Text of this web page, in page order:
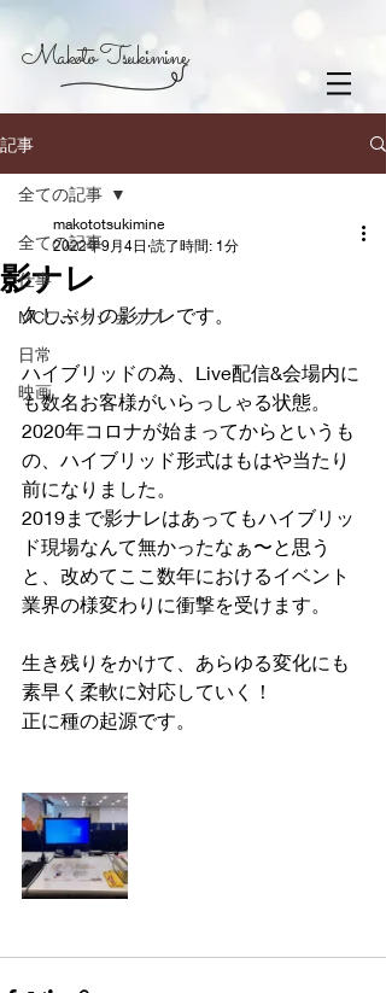
Makoto Tsukimine
記事
全ての記事
仕事
MCワークショップ
日常
映画
全ての記事
影ナレ
makototsukimine
2022年9月4日 読了時間: 1分
久しぶりの影ナレです。
ハイブリッドの為、Live配信&会場内に
も数名お客様がいらっしゃる状態。
2020年コロナが始まってからというも
の、ハイブリッド形式はもはや当たり
前になりました。
2019まで影ナレはあってもハイブリッ
ド現場なんて無かったなぁ〜と思う
と、改めてここ数年におけるイベント
業界の様変わりに衝撃を受けます。
生き残りをかけて、あらゆる変化にも
素早く柔軟に対応していく！
正に種の起源です。